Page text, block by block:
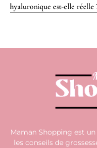
hyaluronique est-elle réelle
Maman Shopping est
les conseils de